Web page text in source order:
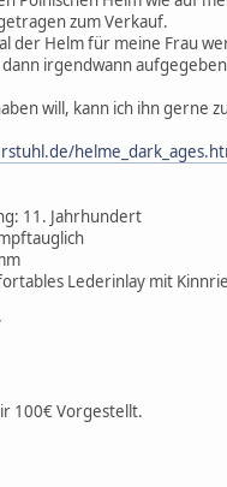
zum Verkauf.
der Helm für meine Frau
irgendwann
will, kann ich ihn gerne
11. Jahrhundert
Lederinlay mit
100€ Vorgestellt.